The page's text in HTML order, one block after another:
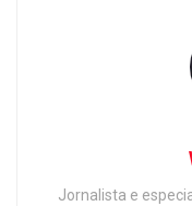
Jornalista e